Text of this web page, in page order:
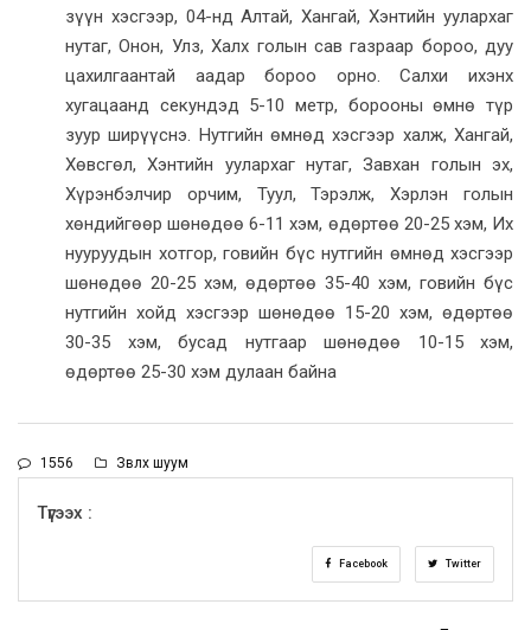
зүүн хэсгээр, 04-нд Алтай, Хангай, Хэнтийн уулархаг
нутаг, Онон, Улз, Халх голын сав газраар бороо, дуу
цахилгаантай аадар бороо орно. Салхи ихэнх
хугацаанд секундэд 5-10 метр, борооны өмнө түр
зуур ширүүснэ. Нутгийн өмнөд хэсгээр халж, Хангай,
Хөвсгөл, Хэнтийн уулархаг нутаг, Завхан голын эх,
Хүрэнбэлчир орчим, Туул, Тэрэлж, Хэрлэн голын
хөндийгөөр шөнөдөө 6-11 хэм, өдөртөө 20-25 хэм, Их
нууруудын хотгор, говийн бүс нутгийн өмнөд хэсгээр
шөнөдөө 20-25 хэм, өдөртөө 35-40 хэм, говийн бүс
нутгийн хойд хэсгээр шөнөдөө 15-20 хэм, өдөртөө
30-35 хэм, бусад нутгаар шөнөдөө 10-15 хэм,
өдөртөө 25-30 хэм дулаан байна
1556 Зөвлөх шуум
Түгээх :
Facebook Twitter